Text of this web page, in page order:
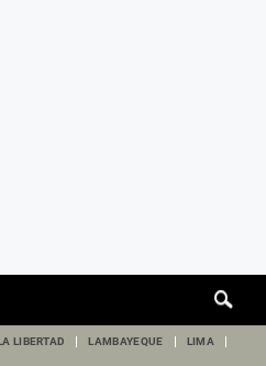
de
LIBERTAD LAMBAYEQUE LIMA